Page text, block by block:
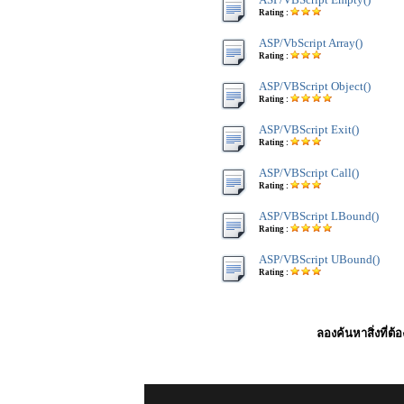
Rating :
ASP/VbScript Array()
Rating :
ASP/VBScript Object()
Rating :
ASP/VBScript Exit()
Rating :
ASP/VBScript Call()
Rating :
ASP/VBScript LBound()
Rating :
ASP/VBScript UBound()
Rating :
ลองค้นหาสิ่งที่ต้อ